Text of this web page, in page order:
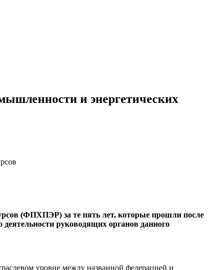
и энергетических
(ФПХПЭР) за те пять лет, которые прошли после
руководящих ор­ганов данного
уровне между на­званной федерацией и